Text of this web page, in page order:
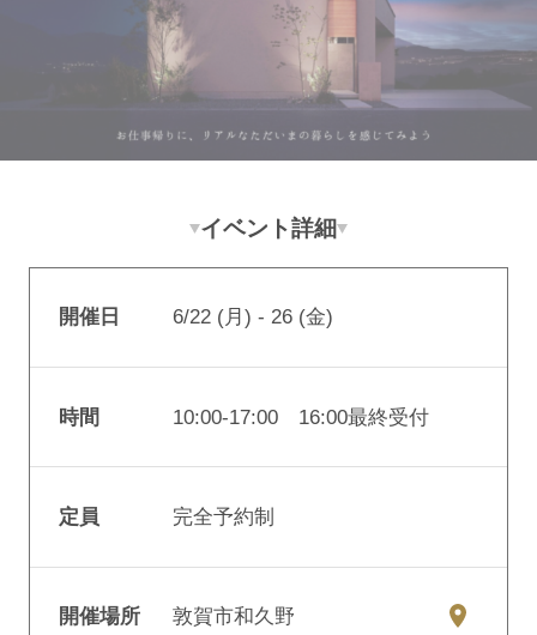
イベント詳細
開催日 6/22 (月) - 26 (金)
時間 10:00-17:00 16:00最終受付
定員 完全予約制
開催場所 敦賀市和久野